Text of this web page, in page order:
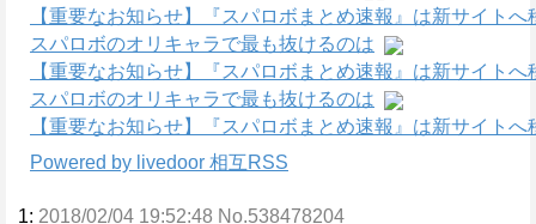
【重要なお知らせ】『スパロボまとめ速報』は新サイトへ
スパロボのオリキャラで最も抜けるのは
【重要なお知らせ】『スパロボまとめ速報』は新サイトへ
スパロボのオリキャラで最も抜けるのは
【重要なお知らせ】『スパロボまとめ速報』は新サイトへ
Powered by livedoor 相互RSS
1: 2018/02/04 19:52:48 No.538478204